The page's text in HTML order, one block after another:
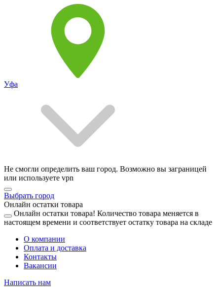
Уфа
Не смогли определить ваш город. Возможно вы заграницей
или используете vpn
Выбрать город
Онлайн остатки товара
Онлайн остатки товара! Количество товара меняется в
настоящем времени и соответствует остатку товара на складе
О компании
Оплата и доставка
Контакты
Вакансии
Написать нам